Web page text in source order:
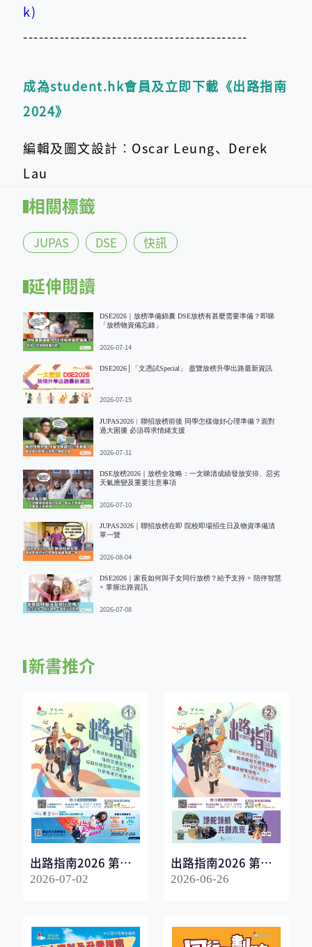
k)
-------------------------------------------
成為student.hk會員及立即下載《出路指南
2024》
編輯及圖文設計︰Oscar Leung、Derek
Lau
相關標籤
JUPAS DSE 快訊
延伸閱讀
DSE2026｜放榜準備錦囊 DSE放榜有甚麼需要準備？即睇
「放榜物資備忘錄」
2026-07-14
DSE2026│「文憑試Special」 盡覽放榜升學出路最新資訊
2026-07-15
JUPAS2026︱聯招放榜前後 同學怎樣做好心理準備？面對
過大困擾 必須尋求情緒支援
2026-07-31
DSE放榜2026｜放榜全攻略：一文睇清成績發放安排、惡劣
天氣應變及重要注意事項
2026-07-10
JUPAS2026｜聯招放榜在即 院校即場招生日及物資準備清
單一覽
2026-08-04
DSE2026｜家長如何與子女同行放榜？給予支持 + 陪伴智慧
+ 掌握出路資訊
2026-07-08
新書推介
出路指南2026 第一
冊
2026-07-02
出路指南2026 第二
冊
2026-06-26